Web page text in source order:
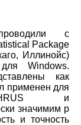
с
Package
Иллинойс)
Windows.
как
применен для
HRUS и
значимим р
и точность